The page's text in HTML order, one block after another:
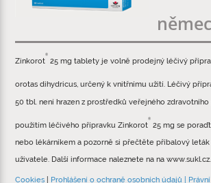
Zinkorot
®
25 mg tablety je volně prodejný léčivý
orotas dihydricus, určený k vnitřnímu užití. Léčivý
50 tbl. není hrazen z prostředků veřejného
použitím léčivého přípravku Zinkorot
®
25 mg se
nebo lékárníkem a pozorně si přečtěte příbalový
uživatele. Další informace naleznete na na www.sukl.cz.
Cookies Prohlášení o ochraně osobních údajů |